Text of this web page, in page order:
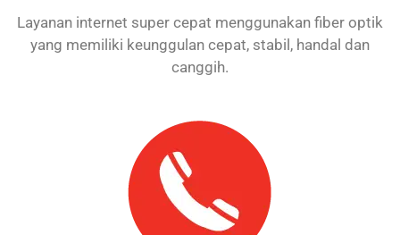
Layanan internet super cepat menggunakan fiber optik
yang memiliki keunggulan cepat, stabil, handal dan
canggih.